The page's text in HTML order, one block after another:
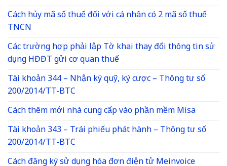
Cách hủy mã số thuế đối với cá nhân có 2 mã số thuế
TNCN
Các trường hợp phải lập Tờ khai thay đổi thông tin sử
dụng HĐĐT gửi cơ quan thuế
Tài khoản 344 – Nhận ký quỹ, ký cược – Thông tư số
200/2014/TT-BTC
Cách thêm mới nhà cung cấp vào phần mềm Misa
Tài khoản 343 – Trái phiếu phát hành – Thông tư số
200/2014/TT-BTC
Cách đăng ký sử dụng hóa đơn điện tử Meinvoice